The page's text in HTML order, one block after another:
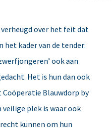
over het feit dat
kader van de tender:
ook aan
Het is hun dan ook
Blauwdorp by
veilige plek is waar ook
kunnen om hun